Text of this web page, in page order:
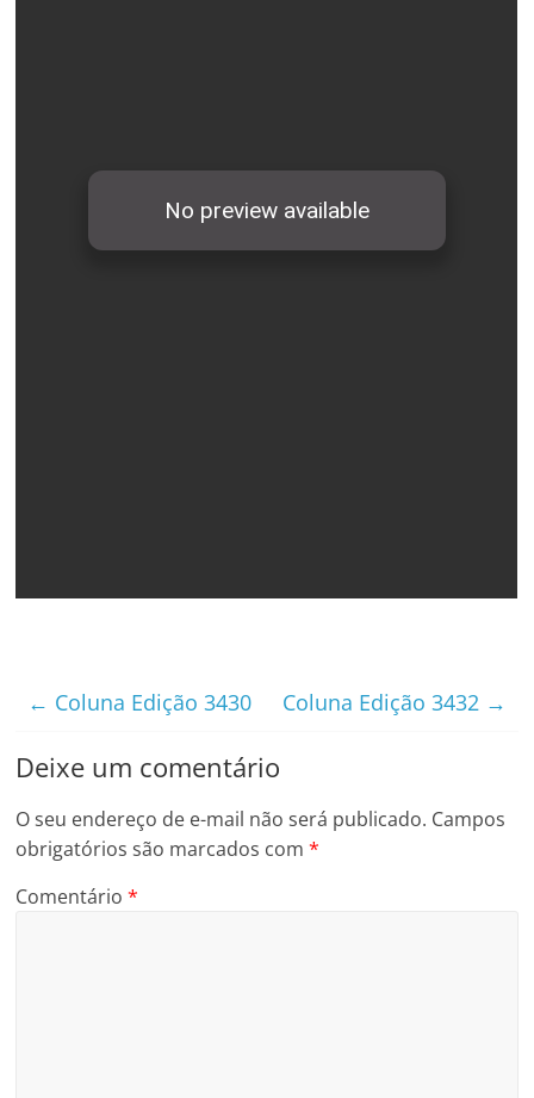
← Coluna Edição 3430 Coluna Edição 3432 →
Deixe um comentário
O seu endereço de e-mail não será publicado. Campos
obrigatórios são marcados com*
Comentário*